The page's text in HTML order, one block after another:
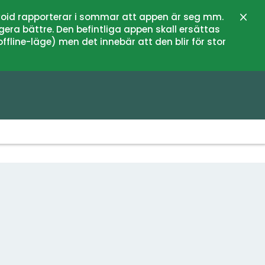
rapporterar i sommar att appen är seg mm.
bättre. Den befintliga appen skall ersättas
läge) men det innebär att den blir för stor